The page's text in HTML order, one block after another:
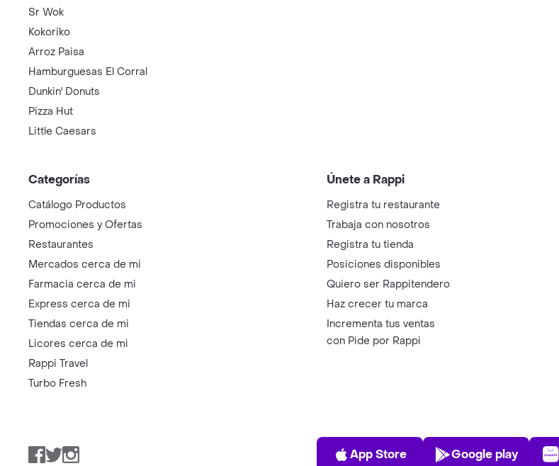
Sr Wok
Kokoriko
Arroz Paisa
Hamburguesas El Corral
Dunkin' Donuts
Pizza Hut
Little Caesars
Categorías
Catálogo Productos
Promociones y Ofertas
Restaurantes
Mercados cerca de mi
Farmacia cerca de mi
Express cerca de mi
Tiendas cerca de mi
Licores cerca de mi
Rappi Travel
Turbo Fresh
Únete a Rappi
Registra tu restaurante
Trabaja con nosotros
Registra tu tienda
Posiciones disponibles
Quiero ser Rappitendero
Haz crecer tu marca
Incrementa tus ventas
con Pide por Rappi
Facebook
TwitterInstagram
App Store
App Store
Play Store
Google play